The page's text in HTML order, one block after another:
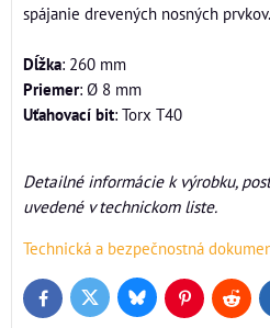
spájanie drevených nosných prvkov.
Dĺžka: 260 mm
Priemer: Ø 8 mm
Uťahovací bit: Torx T40
Detailné informácie k výrobku,
uvedené v technickom liste.
Technická a bezpečnostná
FacebookTwitter BlueskyPinterestReddit